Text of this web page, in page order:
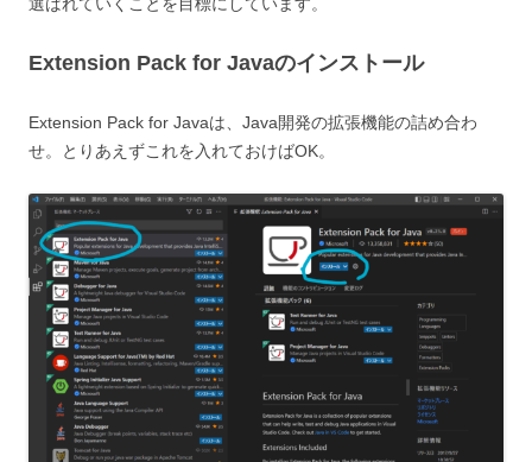
Extension Pack for Javaのインストール
Extension Pack for Javaは、Java開発の拡張機能の詰め合わ
せ。とりあえずこれを入れておけばOK。